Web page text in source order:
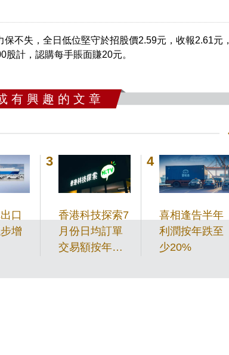
不失，全日低位堅守於招股價2.59元，收報2.61元，
計，認購每手賬面賺20元。
有 興 趣 的 文 章
口
增
香港科技探索7
月份日均訂單
交易額按年增
喜相逢告半年
利潤按年跌至
少20%